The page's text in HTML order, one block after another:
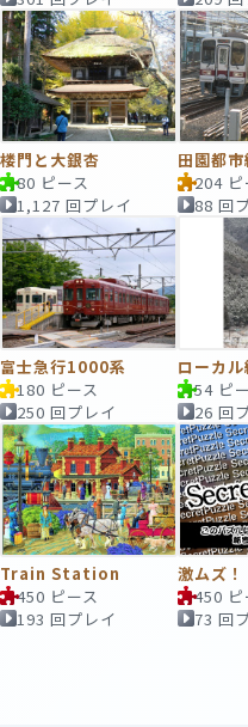
楼門と大銀杏
80 ピース
1,127 回プレイ
田園都市
204 ピ
88 回
富士急行1000系
180 ピース
250 回プレイ
54 ピ
26 回
Train Station
450 ピース
193 回プレイ
450 ピ
73 回